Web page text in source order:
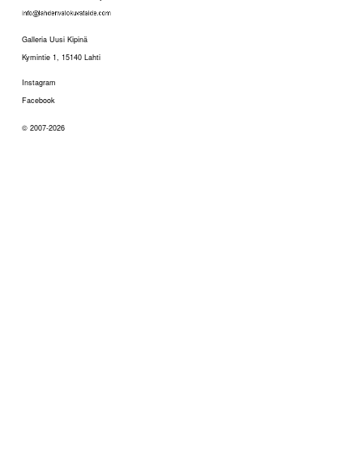
Galleria Uusi Kipinä
Kymintie 1, 15140 Lahti
Instagram
Facebook
© 2007-2026